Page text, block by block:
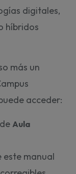
digitales,
híbridos
más un
acceder:
Aula
este manual